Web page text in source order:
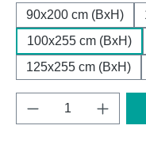
90x200 cm (BxH)
100x255 cm (BxH)
125x255 cm (BxH)
Produkt